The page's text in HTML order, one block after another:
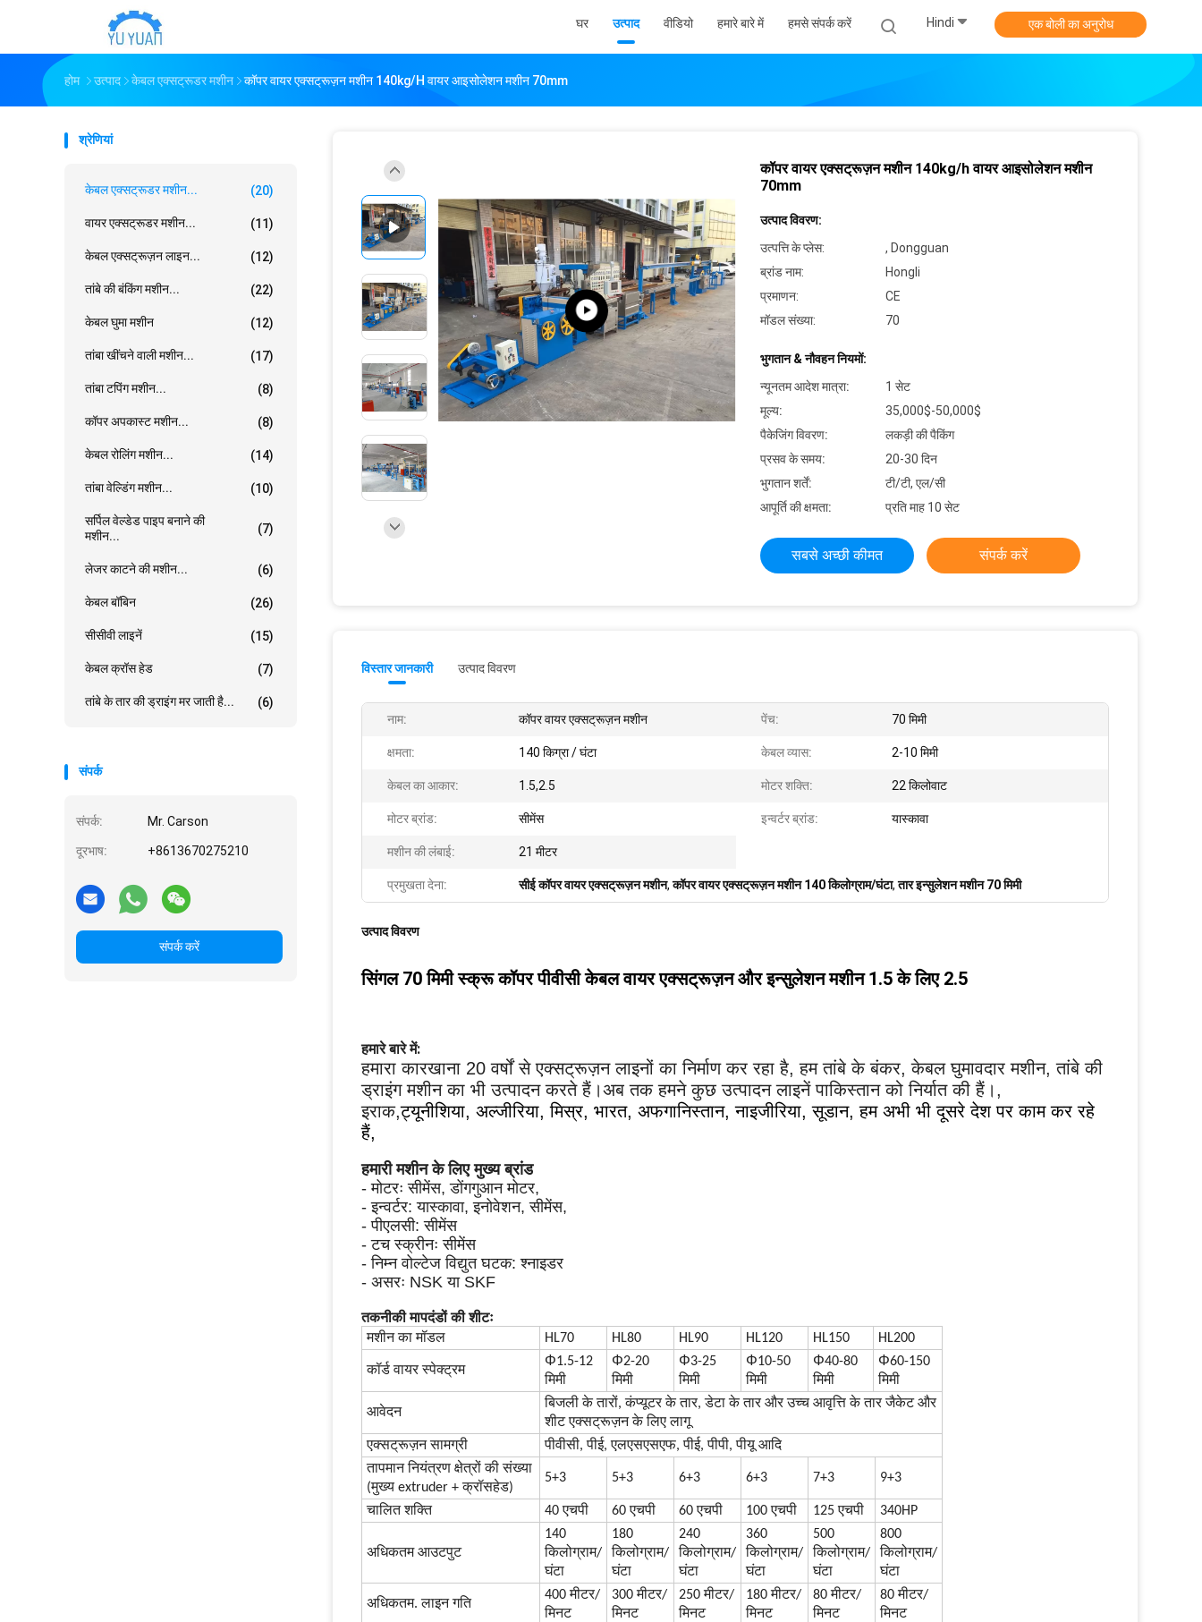
घर उत्पाद वीडियो हमारे बारे में हमसे संपर्क करें Hindi एक बोली का अनुरोध
होम उत्पाद केबल एक्सट्रूडर मशीन कॉपर वायर एक्सट्रूज़न मशीन 140kg/h वायर आइसोलेशन मशीन 70mm
श्रेणियां
केबल एक्सट्रूडर मशीन... (20)
वायर एक्सट्रूडर मशीन... (11)
केबल एक्सट्रूज़न लाइन... (12)
तांबे की बंकिंग मशीन... (22)
केबल घुमा मशीन (12)
तांबा खींचने वाली मशीन... (17)
तांबा टपिंग मशीन... (8)
कॉपर अपकास्ट मशीन... (8)
केबल रोलिंग मशीन... (14)
तांबा वेल्डिंग मशीन... (10)
सर्पिल वेल्डेड पाइप बनाने की
मशीन...
(7)
लेजर काटने की मशीन... (6)
केबल बॉबिन (26)
सीसीवी लाइनें (15)
केबल क्रॉस हेड (7)
तांबे के तार की ड्राइंग मर जाती है... (6)
संपर्क
संपर्क: Mr. Carson
दूरभाष: +8613670275210
संपर्क करें
कॉपर वायर एक्सट्रूज़न मशीन 140kg/h वायर आइसोलेशन मशीन
70mm
उत्पाद विवरण:
उत्पत्ति के प्लेस:
, Dongguan
ब्रांड नाम:
Hongli
प्रमाणन:
CE
मॉडल संख्या:
70
भुगतान & नौवहन नियमों:
न्यूनतम आदेश मात्रा:
1 सेट
मूल्य:
35,000$-50,000$
पैकेजिंग विवरण:
लकड़ी की पैकिंग
प्रसव के समय:
20-30 दिन
भुगतान शर्तें:
टी/टी, एल/सी
आपूर्ति की क्षमता:
प्रति माह 10 सेट
सबसे अच्छी कीमत संपर्क करें
विस्तार जानकारी उत्पाद विवरण
नाम: कॉपर वायर एक्सट्रूज़न मशीन पेंच: 70 मिमी
क्षमता: 140 किग्रा / घंटा केबल व्यास: 2-10 मिमी
केबल का आकार: 1.5,2.5 मोटर शक्ति: 22 किलोवाट
मोटर ब्रांड: सीमेंस इन्वर्टर ब्रांड: यास्कावा
मशीन की लंबाई: 21 मीटर
प्रमुखता देना: सीई कॉपर वायर एक्सट्रूज़न मशीन,कॉपर वायर एक्सट्रूज़न मशीन 140 किलोग्राम/घंटा,तार इन्सुलेशन मशीन 70 मिमी
उत्पाद विवरण
सिंगल 70 मिमी स्क्रू कॉपर पीवीसी केबल वायर एक्सट्रूज़न और इन्सुलेशन मशीन 1.5 के लिए 2.5
हमारे बारे में:
हमारा कारखाना 20 वर्षों से एक्सट्रूज़न लाइनों का निर्माण कर रहा है, हम तांबे के बंकर, केबल घुमावदार मशीन, तांबे की
ड्राइंग मशीन का भी उत्पादन करते हैं।अब तक हमने कुछ उत्पादन लाइनें पाकिस्तान को निर्यात की हैं।,
इराक,ट्यूनीशिया, अल्जीरिया, मिस्र, भारत, अफगानिस्तान, नाइजीरिया, सूडान, हम अभी भी दूसरे देश पर काम कर रहे
हैं,
हमारी मशीन के लिए मुख्य ब्रांड
- मोटरः सीमेंस, डोंगगुआन मोटर,
- इन्वर्टर: यास्कावा, इनोवेशन, सीमेंस,
- पीएलसी: सीमेंस
- टच स्क्रीनः सीमेंस
- निम्न वोल्टेज विद्युत घटक: श्नाइडर
- असरः NSK या SKF
तकनीकी मापदंडों की शीटः
मशीन का मॉडल HL70 HL80 HL90 HL120 HL150 HL200
कॉर्ड वायर स्पेक्ट्रम
Φ1.5-12
मिमी
Φ2-20
मिमी
Φ3-25
मिमी
Φ10-50
मिमी
Φ40-80
मिमी
Φ60-150
मिमी
आवेदन
बिजली के तारों, कंप्यूटर के तार, डेटा के तार और उच्च आवृत्ति के तार जैकेट और
शीट एक्सट्रूज़न के लिए लागू
एक्सट्रूज़न सामग्री
पीवीसी, पीई, एलएसएसएफ, पीई, पीपी, पीयू आदि
तापमान नियंत्रण क्षेत्रों की संख्या
(मुख्य extruder + क्रॉसहेड)
5+3 5+3 6+3 6+3 7+3 9+3
चालित शक्ति 40 एचपी 60 एचपी 60 एचपी 100 एचपी 125 एचपी 340HP
अधिकतम आउटपुट
140
किलोग्राम/
घंटा
180
किलोग्राम/
घंटा
240
किलोग्राम/
घंटा
360
किलोग्राम/
घंटा
500
किलोग्राम/
घंटा
800
किलोग्राम/
घंटा
अधिकतम. लाइन गति
400 मीटर/
मिनट
300 मीटर/
मिनट
250 मीटर/
मिनट
180 मीटर/
मिनट
80 मीटर/
मिनट
80 मीटर/
मिनट